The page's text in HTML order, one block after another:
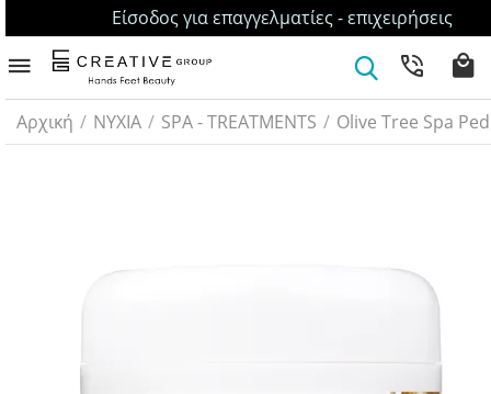
Είσοδος για επαγγελματίες - επιχειρήσεις
Αρχική / ΝΥΧΙΑ / SPA - TREATMENTS / Olive Tree Spa